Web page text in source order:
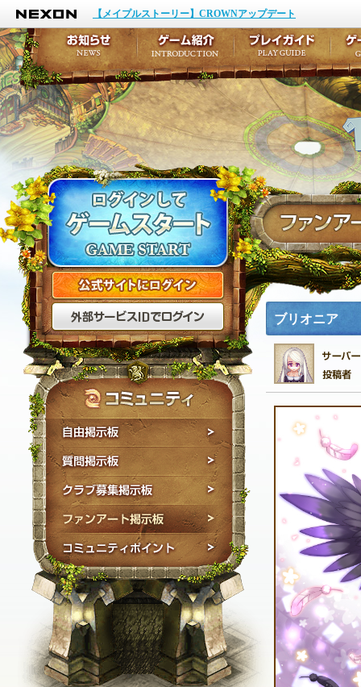
NEXON
【メイプルストーリー】CROWNアップデート
公式サイトにログイン
外部サービスIDでログ
自由掲示板
質問掲示板
クラブ募集掲示板
ファンアート掲示板
コミュニティポイン
ブリオニア
お知らせ
イベント
アップデート
メンテナンス
ゲーム紹介
キャラクター作成
テイルズ初級者講座
ここだけは知ってお